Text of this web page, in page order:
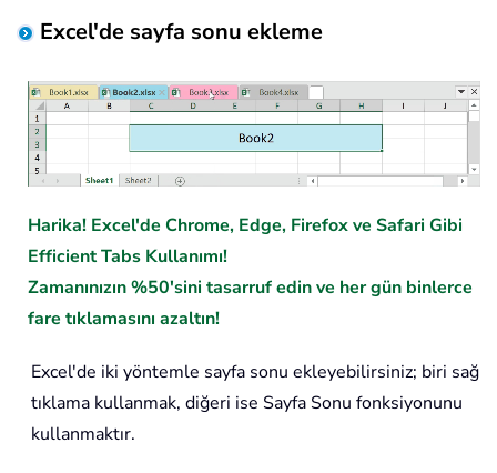
Excel'de sayfa sonu ekleme
Harika! Excel'de Chrome, Edge, Firefox ve Safari Gibi
Efficient Tabs Kullanımı!
Zamanınızın %50'sini tasarruf edin ve her gün binlerce
fare tıklamasını azaltın!
Excel'de iki yöntemle sayfa sonu ekleyebilirsiniz; biri sağ
tıklama kullanmak, diğeri ise Sayfa Sonu fonksiyonunu
kullanmaktır.